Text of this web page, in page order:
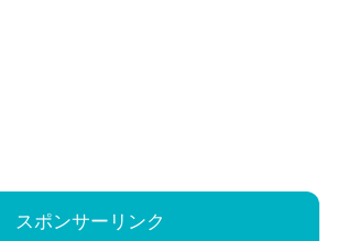
スポンサーリンク